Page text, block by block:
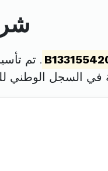
. تم تأسيسها في 25
في السجل الوطني